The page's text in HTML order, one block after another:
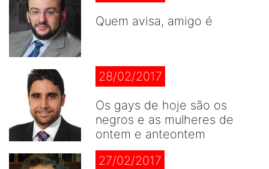
Quem avisa, amigo é
28/02/2017
Os gays de hoje são os
negros e as mulheres de
ontem e anteontem
27/02/2017